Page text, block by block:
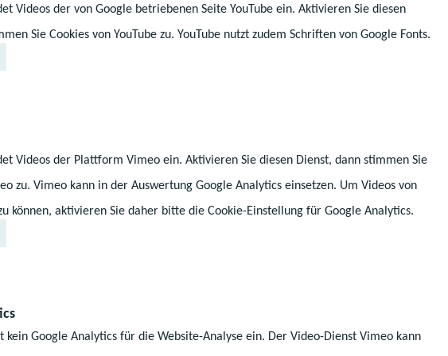
Videos der von Google betriebenen Seite YouTube ein. Aktivieren Sie diesen
Sie Cookies von YouTube zu. YouTube nutzt zudem Schriften von Google Fonts.
Videos der Plattform Vimeo ein. Aktivieren Sie diesen Dienst, dann stimmen Sie
zu. Vimeo kann in der Auswertung Google Analytics einsetzen. Um Videos von
können, aktivieren Sie daher bitte die Cookie-Einstellung für Google Analytics.
kein Google Analytics für die Website-Analyse ein. Der Video-Dienst Vimeo kann
Welt mit ihren ständigen Veränderungen.
Überblick